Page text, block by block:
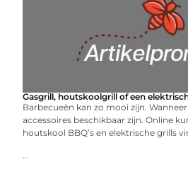
Gasgrill, houtskoolgrill of een
Barbecueën kan zo mooi zijn.
accessoires beschikbaar zijn. Online
houtskool BBQ’s en elektrische grills
...